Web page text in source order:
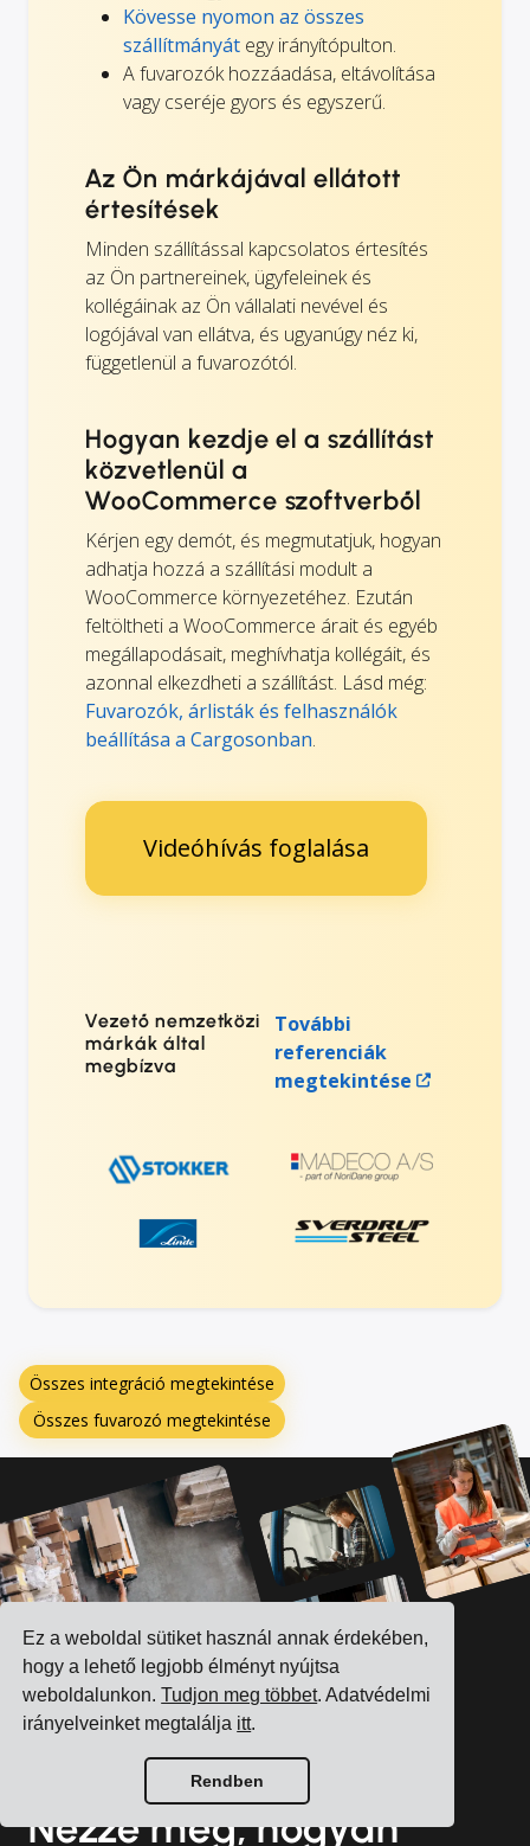
Ez a weboldal sütiket használ annak érdekében,
hogy a lehető legjobb élményt nyújtsa
weboldalunkon.Tudjon meg többet. Adatvédelmi
irányelveinket megtalálja itt.
Rendben
Kövesse nyomon az összes
szállítmányát egy irányítópulton.
A fuvarozók hozzáadása, eltávolítása
vagy cseréje gyors és egyszerű.
Az Ön márkájával ellátott
értesítések
Minden szállítással kapcsolatos értesítés
az Ön partnereinek, ügyfeleinek és
kollégáinak az Ön vállalati nevével és
logójával van ellátva, és ugyanúgy néz ki,
függetlenül a fuvarozótól.
Hogyan kezdje el a szállítást
közvetlenül a
WooCommerce szoftverből
Kérjen egy demót, és megmutatjuk, hogyan
adhatja hozzá a szállítási modult a
WooCommerce környezetéhez. Ezután
feltöltheti a WooCommerce árait és egyéb
megállapodásait, meghívhatja kollégáit, és
azonnal elkezdheti a szállítást. Lásd még:
Fuvarozók, árlisták és felhasználók
beállítása a Cargosonban.
Videóhívás foglalása
Vezető nemzetközi
márkák által
megbízva
További
referenciák
megtekintése
Összes integráció megtekintése
Összes fuvarozó megtekintése
Nézze meg, hogyan